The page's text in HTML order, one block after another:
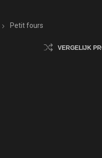
Petit fours
VERGELIJK